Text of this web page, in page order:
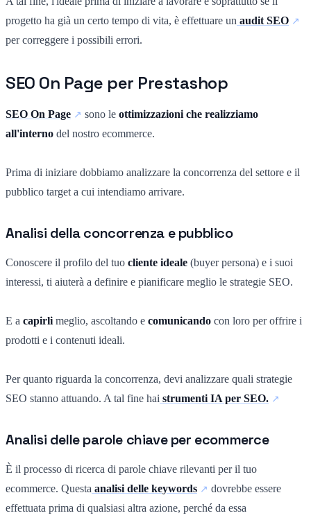
progetto ha già un certo tempo di vita, è effettuare un audit SEO
per correggere i possibili errori.
SEO On Page per Prestashop
SEO On Page sono le ottimizzazioni che realizziamo
all'interno del nostro ecommerce.
Prima di iniziare dobbiamo analizzare la concorrenza del settore e il
pubblico target a cui intendiamo arrivare.
Analisi della concorrenza e pubblico
Conoscere il profilo del tuo cliente ideale (buyer persona) e i suoi
interessi, ti aiuterà a definire e pianificare meglio le strategie SEO.
E a capirli meglio, ascoltando e comunicando con loro per offrire i
prodotti e i contenuti ideali.
Per quanto riguarda la concorrenza, devi analizzare quali strategie
SEO stanno attuando. A tal fine hai strumenti IA per SEO.
Analisi delle parole chiave per ecommerce
È il processo di ricerca di parole chiave rilevanti per il tuo
ecommerce. Questa analisi delle keywords
dovrebbe essere
effettuata prima di qualsiasi altra azione, perché da essa